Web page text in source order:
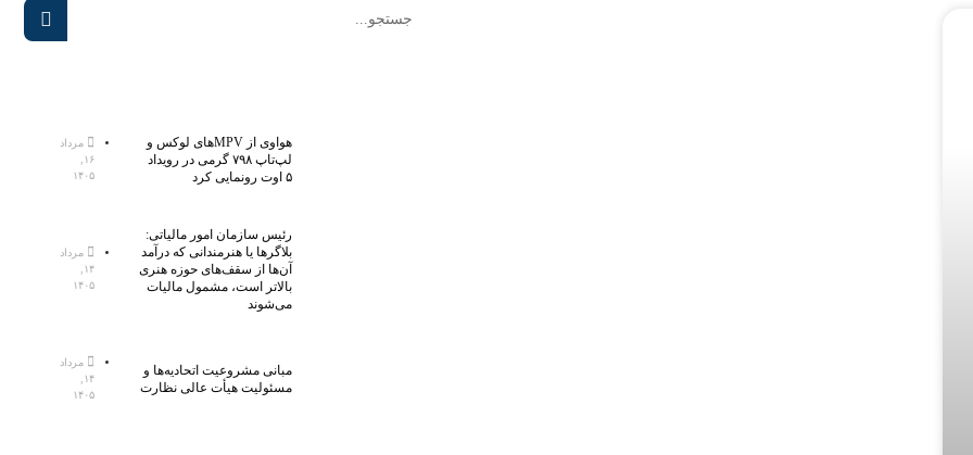
هواوی از MPVهای لوکس و
لپ‌تاپ ۷۹۸ گرمی در رویداد
۵ اوت رونمایی کرد
مرداد
۱۶,
۱۴۰۵
رئیس سازمان امور مالیاتی:
بلاگر‌ها یا هنرمندانی که درآمد
آن‌ها از سقف‌های حوزه هنری
بالاتر است، مشمول مالیات
می‌شوند
مرداد
۱۴,
۱۴۰۵
مبانی مشروعیت اتحادیه‌ها و
مسئولیت هیأت عالی نظارت
مرداد
۱۴,
۱۴۰۵